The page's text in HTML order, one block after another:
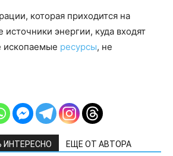
которая приходится на
энергии, куда входят
ископаемые ресурсы, не
ЕЩЕ ОТ АВТОРА